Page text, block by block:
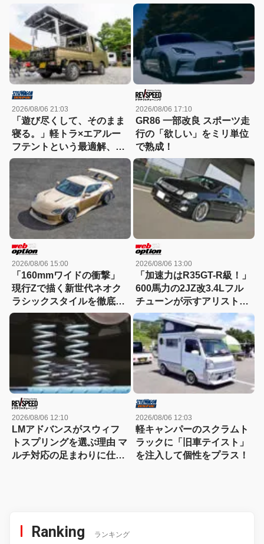
2026/08/06 21:03
「遊び尽くして、そのまま
寝る。」軽トラ×エアルー
フテントという最適解、見
つけた!!
2026/08/06 17:10
GR86 一部改良 スポーツ走
行の「欲しい」をミリ単位
で熟成！
2026/08/06 15:00
「160mmワイドの衝撃」
現行Zで描く新世代ネオク
ラシックスタイルを徹底解
剖！
2026/08/06 13:00
「加速力はR35GT-R級！」
600馬力の2JZ改3.4Lフル
チューンが示すアリストの
新世界
2026/08/06 12:10
LMアドバンスがスウィフ
トスプリングを選ぶ理由 マ
ルチ対応の足まわりに仕上
2026/08/06 12:03
軽キャンパーのスクラムト
ラックに「旧車テイスト」
を注入して個性をプラス！
Ranking ランキング